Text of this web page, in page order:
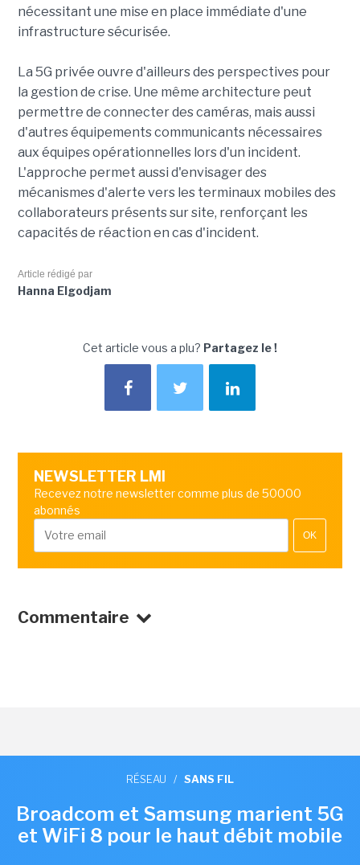
nécessitant une mise en place immédiate d'une
infrastructure sécurisée.
La 5G privée ouvre d'ailleurs des perspectives pour
la gestion de crise. Une même architecture peut
permettre de connecter des caméras, mais aussi
d'autres équipements communicants nécessaires
aux équipes opérationnelles lors d'un incident.
L'approche permet aussi d'envisager des
mécanismes d'alerte vers les terminaux mobiles des
collaborateurs présents sur site, renforçant les
capacités de réaction en cas d'incident.
Article rédigé par
Hanna Elgodjam
Cet article vous a plu? Partagez le !
NEWSLETTER LMI
Recevez notre newsletter comme plus de 50000
abonnés
OK
Commentaire
RÉSEAU / SANS FIL
Broadcom et Samsung marient 5G
et WiFi 8 pour le haut débit mobile